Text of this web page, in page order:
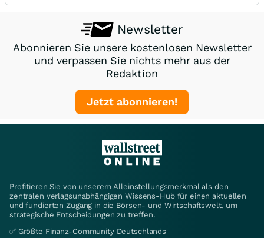
Newsletter
Abonnieren Sie unsere kostenlosen Newsletter
und verpassen Sie nichts mehr aus der
Redaktion
Jetzt abonnieren!
Profitieren Sie von unserem Alleinstellungsmerkmal als den
zentralen verlagsunabhängigen Wissens-Hub für einen aktuellen
und fundierten Zugang in die Börsen- und Wirtschaftswelt, um
strategische Entscheidungen zu treffen.
✅ Größte Finanz-Community Deutschlands